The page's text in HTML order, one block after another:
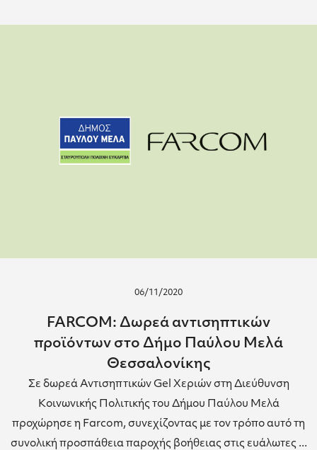
06/11/2020
FARCOM: Δωρεά αντισηπτικών
προϊόντων στο Δήμο Παύλου Μελά
Θεσσαλονίκης
Σε δωρεά Αντισηπτικών Gel Χεριών στη Διεύθυνση
Κοινωνικής Πολιτικής του Δήμου Παύλου Μελά
προχώρησε η Farcom, συνεχίζοντας με τον τρόπο αυτό τη
συνολική προσπάθεια παροχής βοήθειας στις ευάλωτες ...